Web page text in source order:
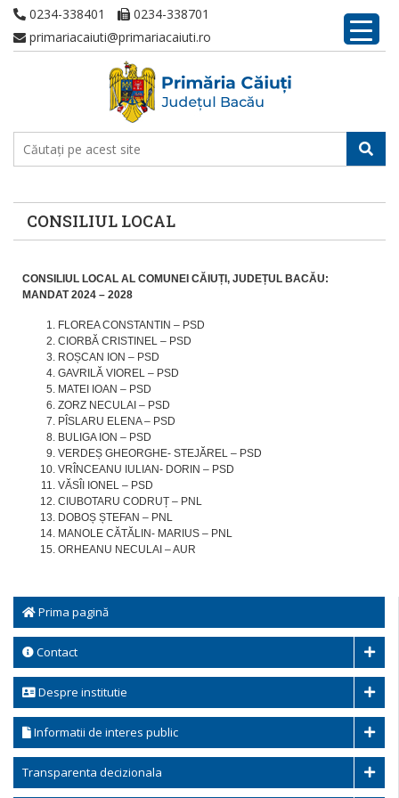
0234-338401
0234-338701
primariacaiuti@primariacaiuti.ro
CONSILIUL LOCAL
Prima pagină
Contact
Despre institutie
Informatii de interes public
Transparenta decizionala
CONSILIUL LOCAL AL COMUNEI CĂIUȚI, JUDEȚUL BACĂU:
MANDAT 2024 – 2028
FLOREA CONSTANTIN – PSD
CIORBĂ CRISTINEL – PSD
ROȘCAN ION – PSD
GAVRILĂ VIOREL – PSD
MATEI IOAN – PSD
ZORZ NECULAI – PSD
PÎSLARU ELENA – PSD
BULIGA ION – PSD
VERDEȘ GHEORGHE- STEJĂREL – PSD
VRÎNCEANU IULIAN- DORIN – PSD
VĂSÎI IONEL – PSD
CIUBOTARU CODRUȚ – PNL
DOBOȘ ȘTEFAN – PNL
MANOLE CĂTĂLIN- MARIUS – PNL
ORHEANU NECULAI – AUR